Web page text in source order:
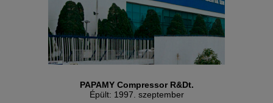
PAPAMY Compressor R&Dt.
Épült: 1997. szeptember